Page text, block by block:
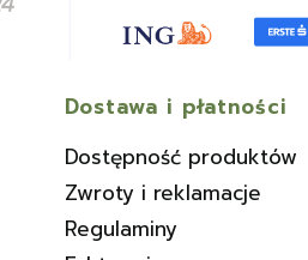
Dostawa i płatności
Dostępność produktów
Zwroty i reklamacje
Regulaminy